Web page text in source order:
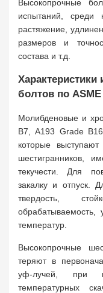
Высокопрочные
испытаний, среди
растяжение,
размеров и
состава и т.д.
болтов по ASME
Молибденовые и
B7, A193 Grade
которые
шестигранников,
текучести. Для
закалку и отпуск.
твердость,
обрабатываемость,
температур.
Высокопрочные
теряют в
уф-лучей, при
температурных